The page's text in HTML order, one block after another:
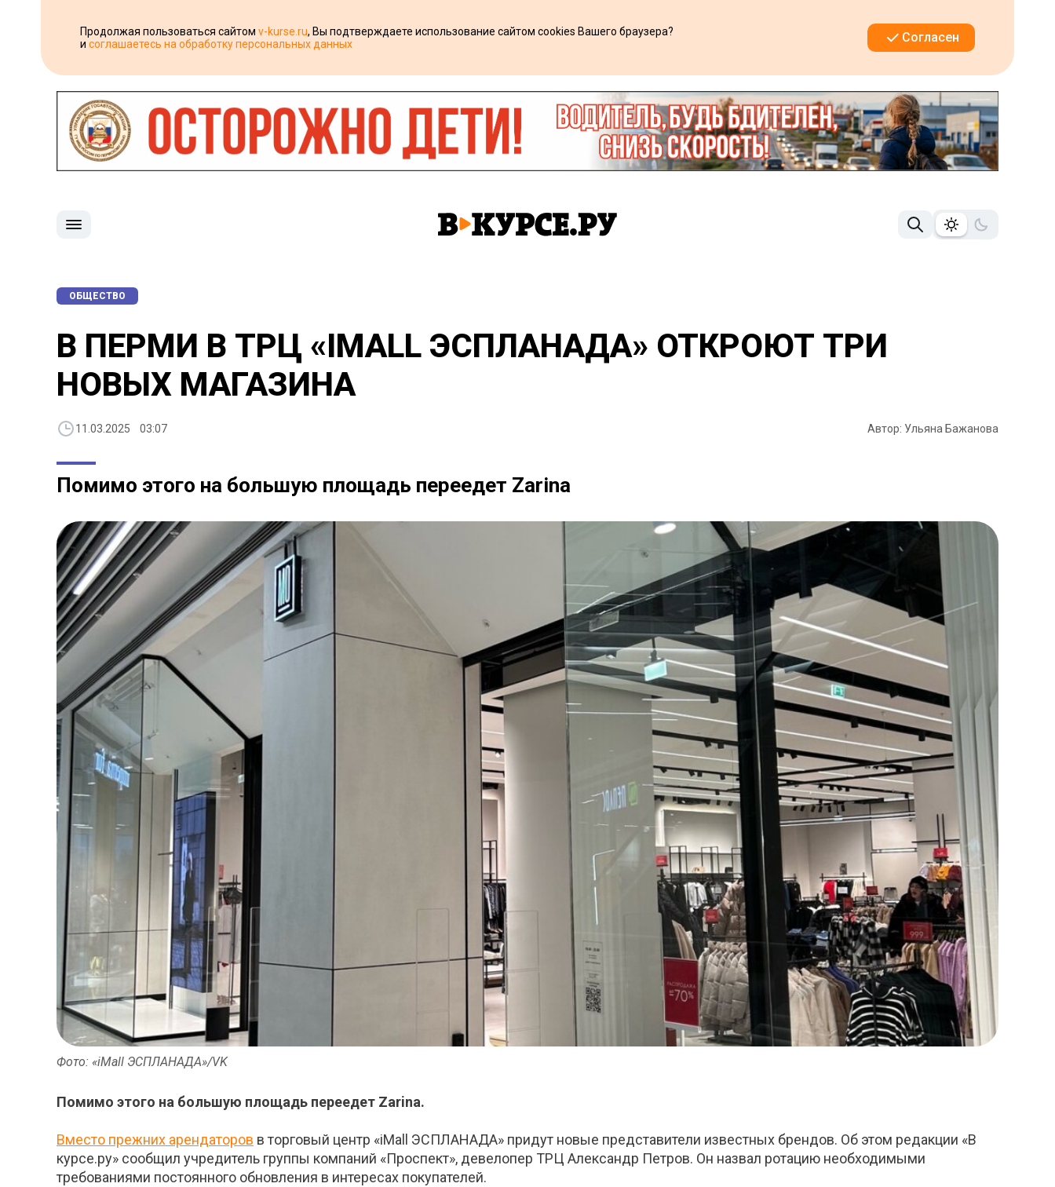
Продолжая пользоваться сайтом v-kurse.ru, Вы подтверждаете использование сайтом cookies Вашего браузера?
и соглашаетесь на обработку персональных данных Согласен
ОБЩЕСТВО
В ПЕРМИ В ТРЦ «IMALL ЭСПЛАНАДА» ОТКРОЮТ ТРИ
НОВЫХ МАГАЗИНА
11.03.2025 03:07 Автор: Ульяна Бажанова
Помимо этого на большую площадь переедет Zarina
Фото: «iMall ЭСПЛАНАДА»/VK
Помимо этого на большую площадь переедет Zarina.
Вместо прежних арендаторов в торговый центр «iMall ЭСПЛАНАДА» придут новые представители известных брендов. Об этом редакции «В
курсе.ру» сообщил учредитель группы компаний «Проспект», девелопер ТРЦ Александр Петров. Он назвал ротацию необходимыми
требованиями постоянного обновления в интересах покупателей.